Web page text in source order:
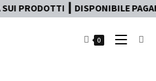
┃ DISPONIBILE
0